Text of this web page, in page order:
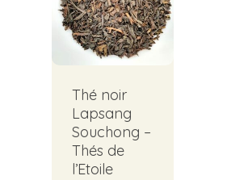
Thé noir
Lapsang
Souchong –
Thés de
l’Etoile